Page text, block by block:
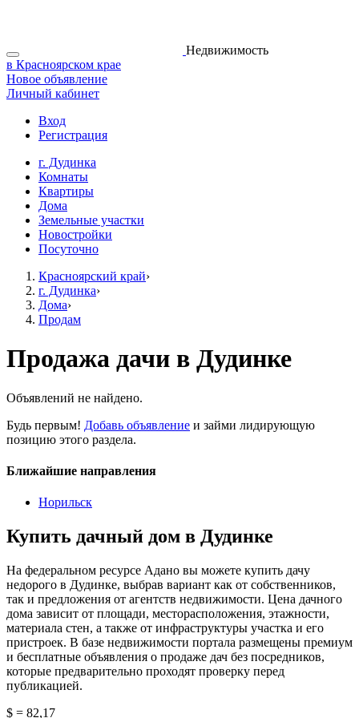
Недвижимость
в Красноярском крае
Новое объявление
Личный кабинет
Вход
Регистрация
г. Дудинка
Комнаты
Квартиры
Дома
Земельные участки
Новостройки
Посуточно
Красноярский край›
г. Дудинка›
Дома›
Продам
Продажа дачи в Дудинке
Объявлений не найдено.
Будь первым! Добавь объявление и займи лидирующую
позицию этого раздела.
Ближайшие направления
Норильск
Купить дачный дом в Дудинке
На федеральном ресурсе Адано вы можете купить дачу
недорого в Дудинке, выбрав вариант как от собственников,
так и предложения от агентств недвижимости. Цена дачного
дома зависит от площади, месторасположения, этажности,
материала стен, а также от инфраструктуры участка и его
пристроек. В базе недвижимости портала размещены премиум
и бесплатные объявления о продаже дач без посредников,
которые предварительно проходят проверку перед
публикацией.
$ = 82,17